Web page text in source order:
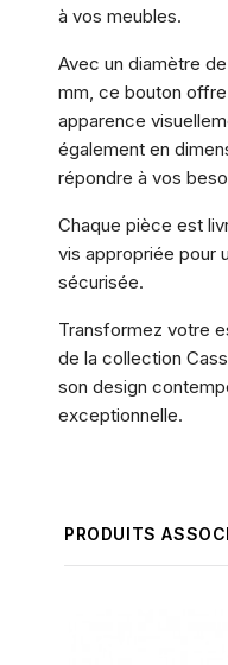
à vos meubles.
Avec un diamètre
mm, ce bouton
apparence
également en
répondre à vos
Chaque pièce est
vis appropriée pour
sécurisée.
Transformez votre
de la collection
son design
exceptionnelle.
PRODUITS